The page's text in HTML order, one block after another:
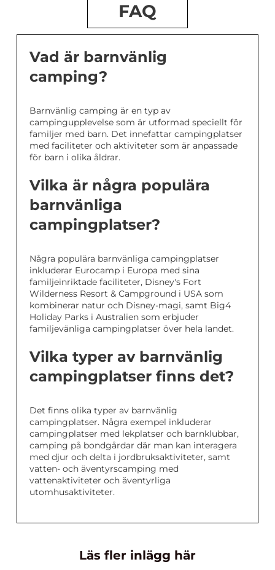
FAQ
Vad är barnvänlig
camping?
Barnvänlig camping är en typ av
campingupplevelse som är utformad speciellt för
familjer med barn. Det innefattar campingplatser
med faciliteter och aktiviteter som är anpassade
för barn i olika åldrar.
Vilka är några populära
barnvänliga
campingplatser?
Några populära barnvänliga campingplatser
inkluderar Eurocamp i Europa med sina
familjeinriktade faciliteter, Disney's Fort
Wilderness Resort & Campground i USA som
kombinerar natur och Disney-magi, samt Big4
Holiday Parks i Australien som erbjuder
familjevänliga campingplatser över hela landet.
Vilka typer av barnvänlig
campingplatser finns det?
Det finns olika typer av barnvänlig
campingplatser. Några exempel inkluderar
campingplatser med lekplatser och barnklubbar,
camping på bondgårdar där man kan interagera
med djur och delta i jordbruksaktiviteter, samt
vatten- och äventyrscamping med
vattenaktiviteter och äventyrliga
utomhusaktiviteter.
Läs fler inlägg här